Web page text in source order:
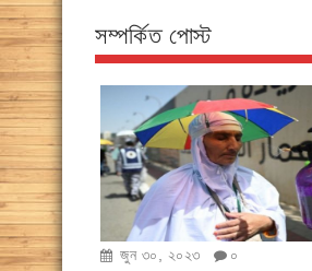
সম্পর্কিত পোস্ট
জুন ৩০, ২০২৩ ০